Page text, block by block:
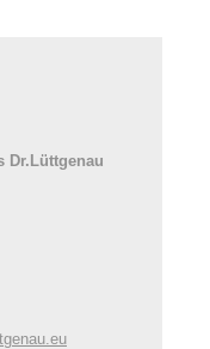
Dr.Lüttgenau